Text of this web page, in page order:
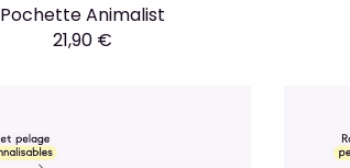
Pochette Animalist
21,90 €